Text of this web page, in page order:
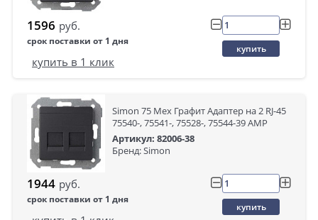
1596 руб.
срок поставки от 1 дня
купить
купить в 1 клик
Simon 75 Мех Графит Адаптер на 2 RJ-45
75540-, 75541-, 75528-, 75544-39 АМР
Артикул: 82006-38
Бренд: Simon
1944 руб.
срок поставки от 1 дня
купить